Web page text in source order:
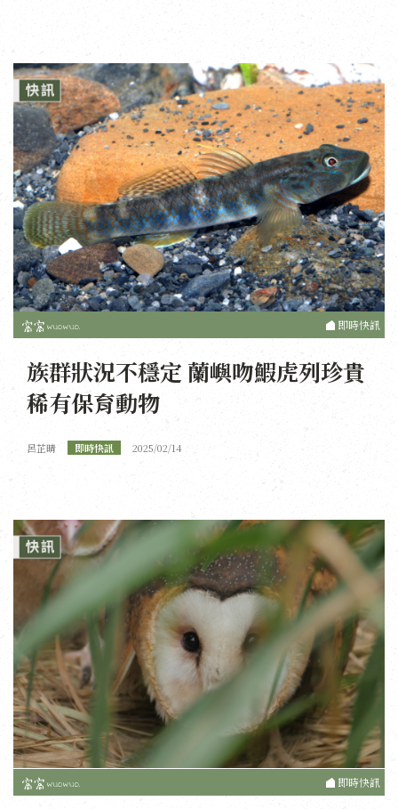
即時快訊
族群狀況不穩定 蘭嶼吻鰕虎列珍貴
稀有保育動物
呂芷晴 即時快訊 2025/02/14
即時快訊